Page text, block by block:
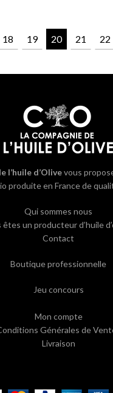
18 19 20 21 22
l’huile d’Olivevous
produite en France de
Qui sommes nous
êtes un producteur d’huile
Contact
Boutique professionnelle
Jeu concours
Mon compte
Générales de
Livraison